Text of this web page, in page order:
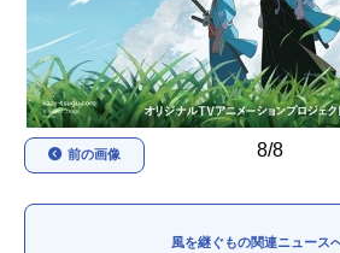
春アニメ 夏
秋アニメ 冬
男性声優/女性声優一覧
8/8
前の画像
風を継ぐもの関連ニュース